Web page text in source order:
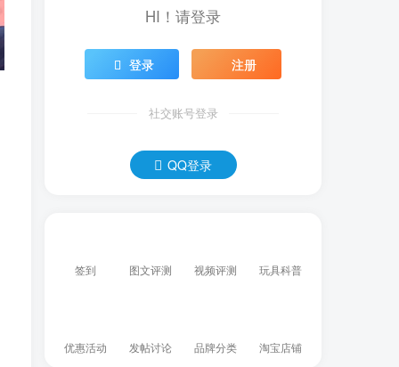
HI！请登录
登录 注册
社交账号登录
QQ登录
签到 图文评测 视频评测 玩具科普
优惠活动 发帖讨论 品牌分类 淘宝店铺